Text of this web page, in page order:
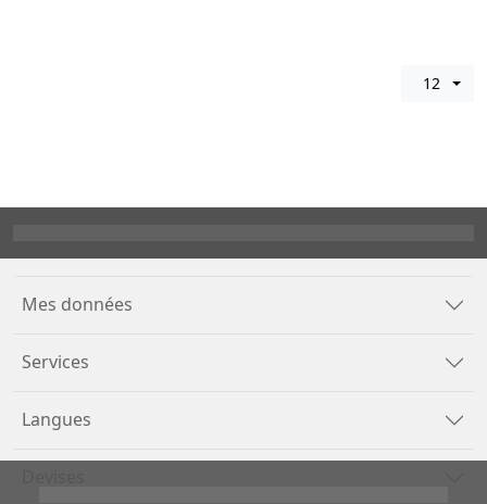
12
Mes données
Services
Langues